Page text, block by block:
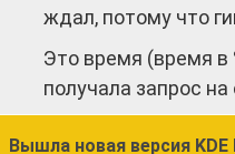
ждал, потому что
Это время (время в
получала запрос
Вышла новая версия